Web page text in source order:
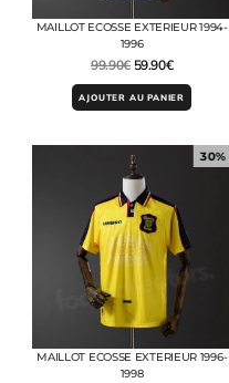
MAILLOT ECOSSE EXTERIEUR 1994-
1996
99.90€ 59.90€
AJOUTER AU PANIER
30%
MAILLOT ECOSSE EXTERIEUR 1996-
1998